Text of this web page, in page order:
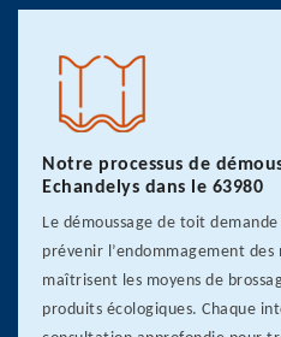
Notre processus de
Echandelys dans le 63980
Le démoussage de toit
prévenir l’endommagement
maîtrisent les moyens de
produits écologiques. Chaque